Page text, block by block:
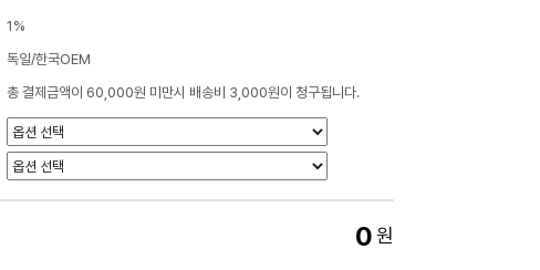
1%
독일/한국OEM
총 결제금액이 60,000원 미만시 배송비 3,000원이 청구됩니다.
0원